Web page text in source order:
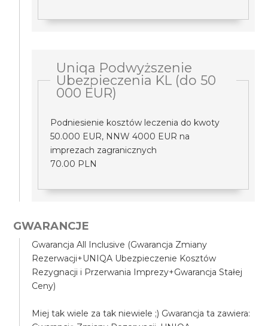
Uniqa Podwyższenie
Ubezpieczenia KL (do 50
000 EUR)
Podniesienie kosztów leczenia do kwoty
50.000 EUR, NNW 4000 EUR na
imprezach zagranicznych
70.00 PLN
GWARANCJE
Gwarancja All Inclusive (Gwarancja Zmiany
Rezerwacji+UNIQA Ubezpieczenie Kosztów
Rezygnacji i Przerwania Imprezy+Gwarancja Stałej
Ceny)
Miej tak wiele za tak niewiele ;) Gwarancja ta zawiera: